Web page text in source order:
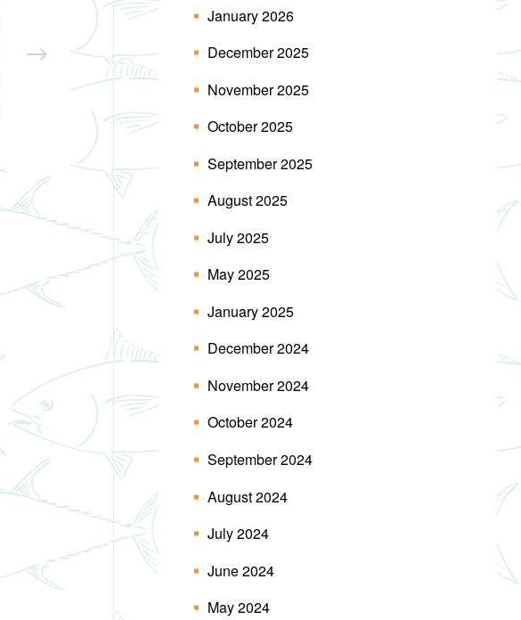
January 2026
December 2025
November 2025
October 2025
September 2025
August 2025
July 2025
May 2025
January 2025
December 2024
November 2024
October 2024
September 2024
August 2024
July 2024
June 2024
May 2024